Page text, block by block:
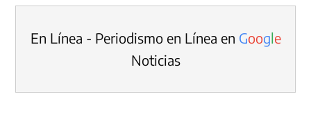
En Línea - Periodismo en Línea en Google
Noticias